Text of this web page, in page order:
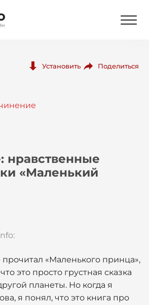
Установить Поделиться
нравственные
«Маленький
«Маленького принца»,
это просто грустная сказка
планеты. Но когда я
я понял, что это книга про